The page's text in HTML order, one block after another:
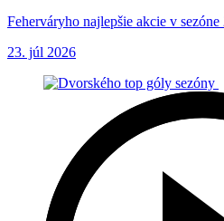
Feherváryho najlepšie akcie v
23. júl 2026